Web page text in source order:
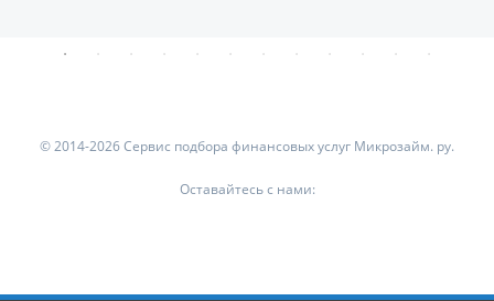
© 2014-2026 Сервис подбора финансовых услуг Микрозайм. ру.
Оставайтесь с нами: